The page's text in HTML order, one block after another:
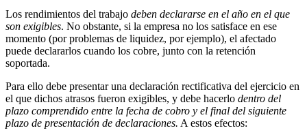
Los rendimientos del trabajo deben declararse en el año en el que
son exigibles. No obstante, si la empresa no los satisface en ese
momento (por problemas de liquidez, por ejemplo), el afectado
puede declararlos cuando los cobre, junto con la retención
soportada.
Para ello debe presentar una declaración rectificativa del ejercicio en
el que dichos atrasos fueron exigibles, y debe hacerlo dentro del
plazo comprendido entre la fecha de cobro y el final del siguiente
plazo de presentación de declaraciones. A estos efectos: